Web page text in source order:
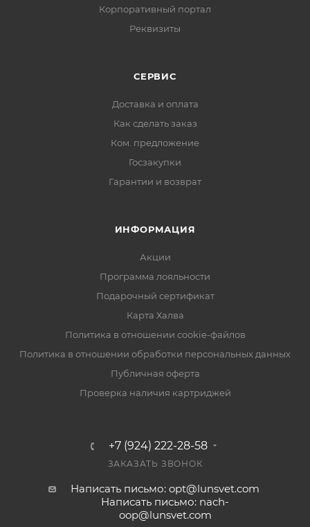
Корпоративный портал
Реквизиты
СЕРВИС
Доставка и оплата
Как сделать заказ
Ком. предложение
Госзакупки
Гарантии и возврат
ИНФОРМАЦИЯ
Акции
Программа лояльности
Подарочный сертификат
Карта Халва
Политика в отношении cookie-файлов
Политика в отношении обработки персональных данных
Публичная оферта
Проверка наличия картриджей
+7 (924) 222-28-58
ЗАКАЗАТЬ ЗВОНОК
Написать письмо: opt@lunsvet.com
Написать письмо: nach-
oop@lunsvet.com